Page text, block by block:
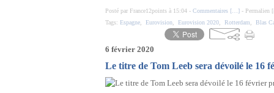
Posté par France12points à 15:04 - Commentaires [ ] - Permalien [
Tags: Espagne Eurovision Eurovision 2020 Rotterdam Blas
6 février 2020
Le titre de Tom Leeb sera dévoilé le 16